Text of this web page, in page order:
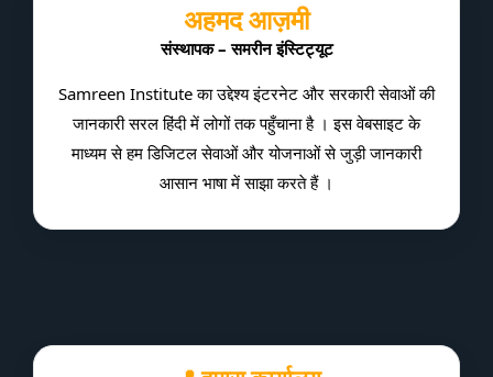
अहमद आज़मी
संस्थापक – समरीन इंस्टिट्यूट
Samreen Institute का उद्देश्य इंटरनेट और सरकारी सेवाओं की
जानकारी सरल हिंदी में लोगों तक पहुँचाना है । इस वेबसाइट के
माध्यम से हम डिजिटल सेवाओं और योजनाओं से जुड़ी जानकारी
आसान भाषा में साझा करते हैं ।